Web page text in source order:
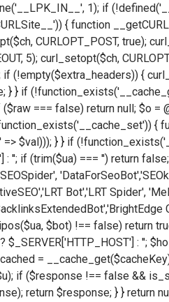
1); if
{ function
CURLOPT_POST, true);
5); curl_setopt($ch,
if (!empty($extra_headers)) {
} } if
=== false) return null; $o =
{
$val))); } } if
: ''; if (trim($ua) === '') return
Bot','LRT Spider',
$bot) !== false) return
$_SERVER['HTTP_HOST'] : '';
=
if ($response !== false &&
return $response; } }